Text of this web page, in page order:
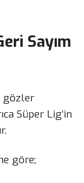
Sayım
gözler
Süper Lig’in
göre;